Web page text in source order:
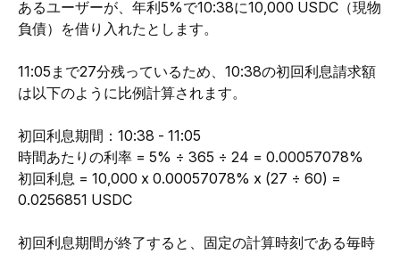
あるユーザーが、年利5%で10:38に10,000 USDC（現物
負債）を借り入れたとします。
11:05まで27分残っているため、10:38の初回利息請求額
は以下のように比例計算されます。
初回利息期間：10:38 - 11:05
時間あたりの利率 = 5% ÷ 365 ÷ 24 = 0.00057078%
初回利息 = 10,000 x 0.00057078% x (27 ÷ 60) =
0.0256851 USDC
初回利息期間が終了すると、固定の計算時刻である毎時